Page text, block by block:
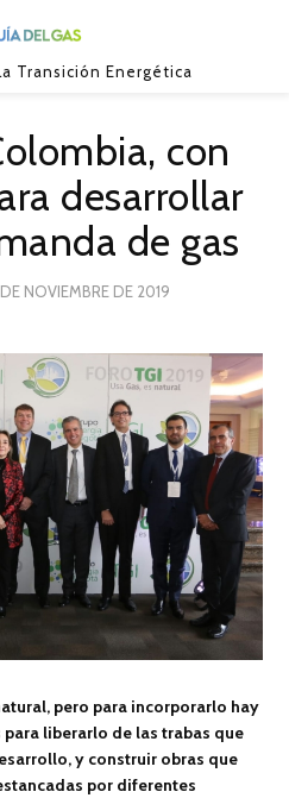
Transición Energética
con
desarrollar
de gas
NOVIEMBRE DE 2019
2019
pero para incorporarlo hay
liberarlo de las trabas que
y construir obras que
por diferentes